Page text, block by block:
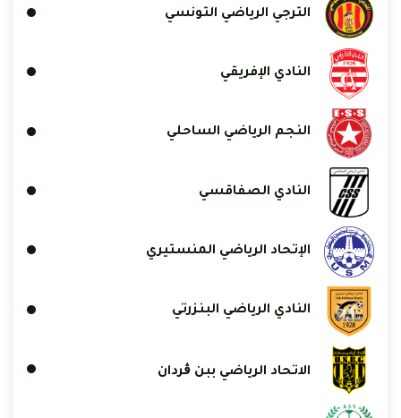
الترجي الرياضي التونسي
النادي الإفريقي
النجم الرياضي الساحلي
النادي الصفاقسي
الإتحاد الرياضي المنستيري
النادي الرياضي البنزرتي
الاتحاد الرياضي ببن ڨردان